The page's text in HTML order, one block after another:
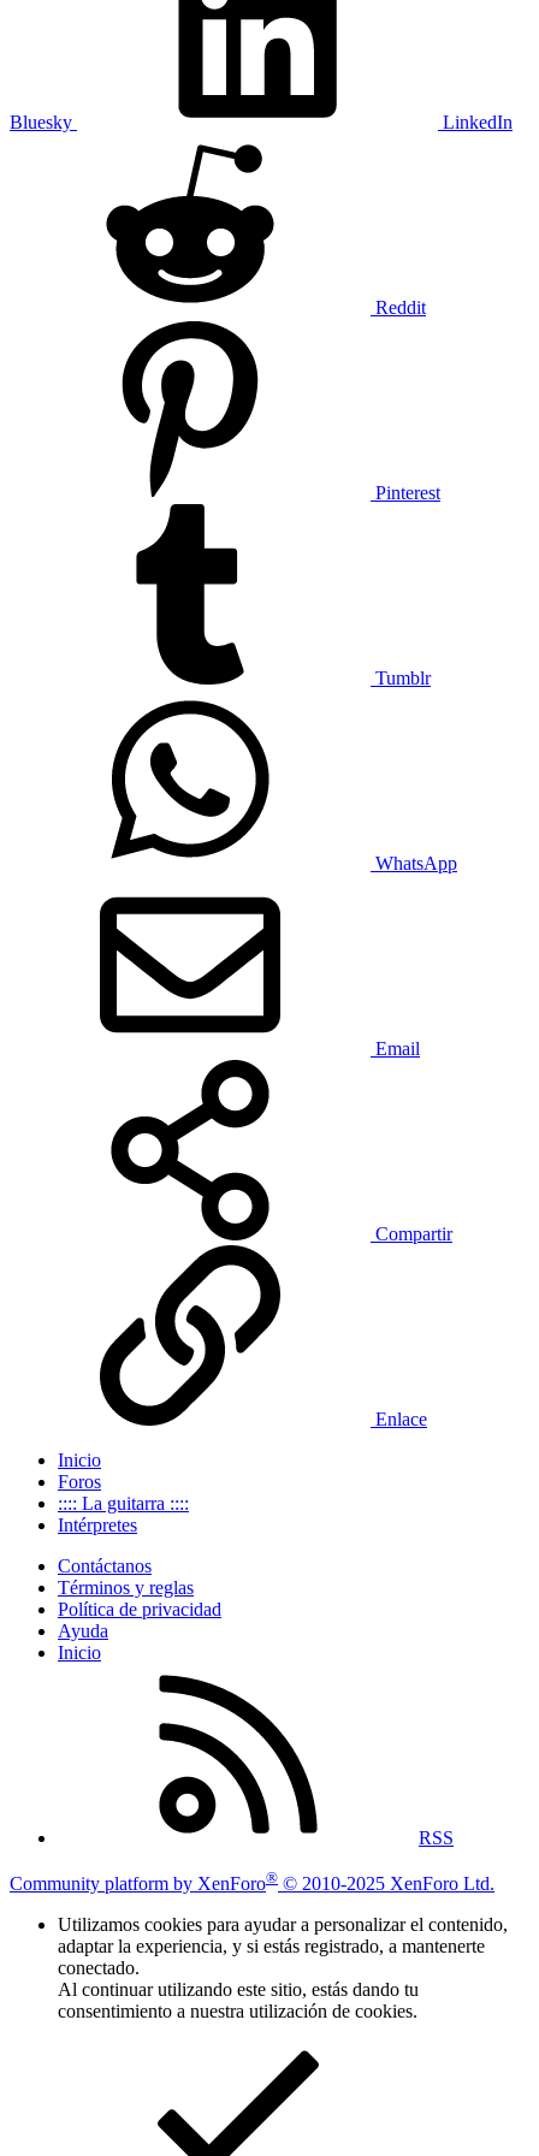
Bluesky LinkedIn
Reddit
Pinterest
Tumblr
WhatsApp
Email
Compartir
Enlace
Inicio
Foros
:::: La guitarra ::::
Intérpretes
Contáctanos
Términos y reglas
Política de privacidad
Ayuda
Inicio
RSS
Community platform by XenForo® © 2010-2025 XenForo Ltd.
Utilizamos cookies para ayudar a personalizar el contenido,
adaptar la experiencia, y si estás registrado, a mantenerte
conectado.
Al continuar utilizando este sitio, estás dando tu
consentimiento a nuestra utilización de cookies.